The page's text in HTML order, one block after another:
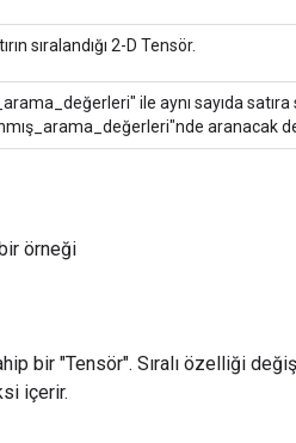
sıralandığı 2-D Tensör.
ile aynı sayıda
aranacak
örneği
bir "Tensör". Sıralı özelliği
içerir.